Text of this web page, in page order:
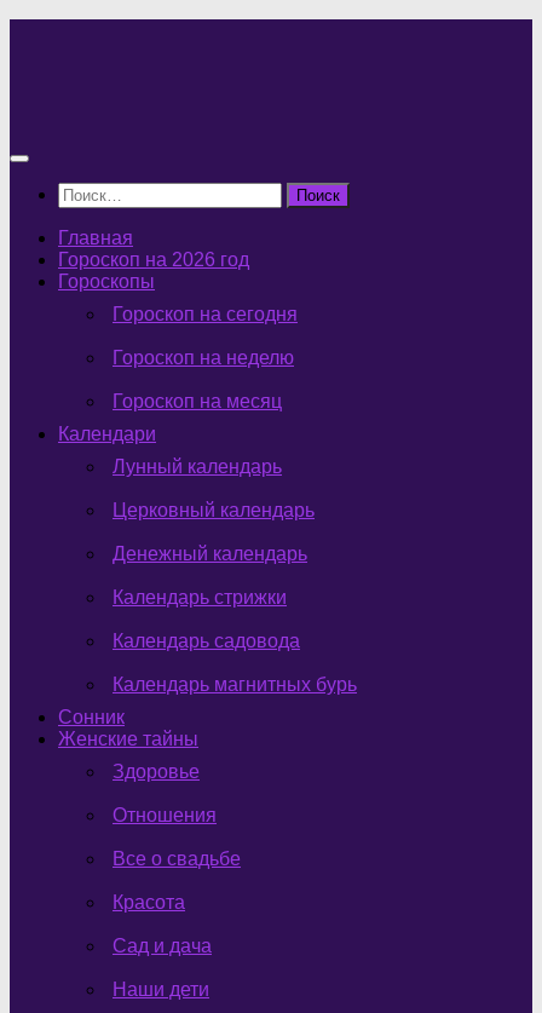
Найти:
Главная
Гороскоп на 2026 год
Гороскопы
Гороскоп на сегодня
Гороскоп на неделю
Гороскоп на месяц
Календари
Лунный календарь
Церковный календарь
Денежный календарь
Календарь стрижки
Календарь садовода
Календарь магнитных бурь
Сонник
Женские тайны
Здоровье
Отношения
Все о свадьбе
Красота
Сад и дача
Наши дети